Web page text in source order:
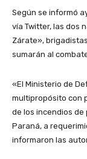
Según se informó
vía Twitter, las dos
Zárate»,
sumarán al
«El Ministerio de
multipropósito con
de los incendios de
Paraná, a
informaron las